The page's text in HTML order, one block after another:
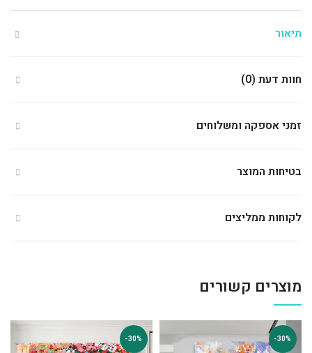
תיאור
חוות דעת (0)
זמני אספקה ומשלוחים
בטיחות המוצר
לקוחות ממליצים
מוצרים קשורים
-30%
-30%